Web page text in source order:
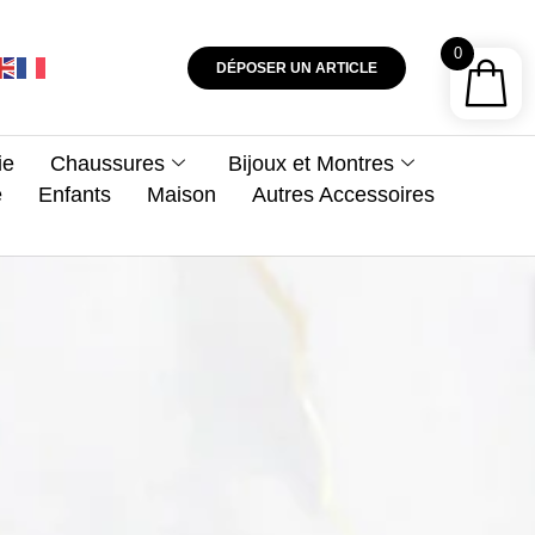
DÉPOSER UN ARTICLE
Chaussures
Bijoux et Montres
Enfants Maison Autres Accessoires
0